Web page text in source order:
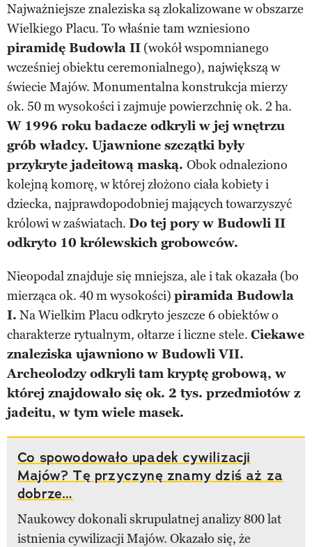
Najważniejsze znaleziska są zlokalizowane w obszarze
Wielkiego Placu. To właśnie tam wzniesiono
piramidę Budowla II (wokół wspomnianego
wcześniej obiektu ceremonialnego), największą w
świecie Majów. Monumentalna konstrukcja mierzy
ok. 50 m wysokości i zajmuje powierzchnię ok. 2 ha.
W 1996 roku badacze odkryli w jej wnętrzu
grób władcy. Ujawnione szczątki były
przykryte jadeitową maską. Obok odnaleziono
kolejną komorę, w której złożono ciała kobiety i
dziecka, najprawdopodobniej mających towarzyszyć
królowi w zaświatach. Do tej pory w Budowli II
odkryto 10 królewskich grobowców.
Nieopodal znajduje się mniejsza, ale i tak okazała (bo
mierząca ok. 40 m wysokości) piramida Budowla
I. Na Wielkim Placu odkryto jeszcze 6 obiektów o
charakterze rytualnym, ołtarze i liczne stele. Ciekawe
znaleziska ujawniono w Budowli VII.
Archeolodzy odkryli tam kryptę grobową, w
której znajdowało się ok. 2 tys. przedmiotów z
jadeitu, w tym wiele masek.
Co spowodowało upadek cywilizacji
Majów? Tę przyczynę znamy dziś aż za
dobrze…
Naukowcy dokonali skrupulatnej analizy 800 lat
istnienia cywilizacji Majów. Okazało się, że